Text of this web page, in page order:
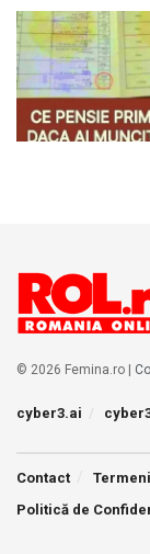
© 2026 Femina.ro |
cyber3.ai
Contact
Politică de